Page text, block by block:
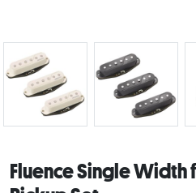
Fluence Single Width